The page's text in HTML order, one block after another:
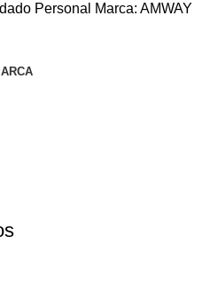
Personal Marca: AMWAY